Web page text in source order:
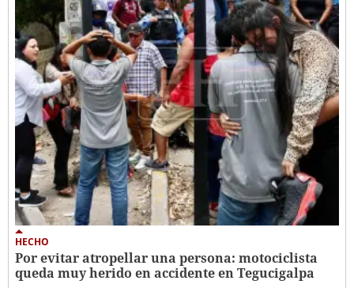
HECHO
Por evitar atropellar una persona: motociclista
queda muy herido en accidente en Tegucigalpa